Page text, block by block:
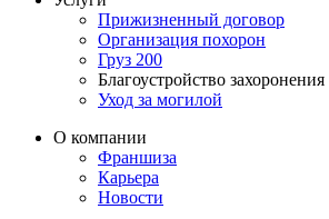
Прижизненный договор
Организация похорон
Груз 200
Благоустройство захоронения
Уход за могилой
О компании
Франшиза
Карьера
Новости